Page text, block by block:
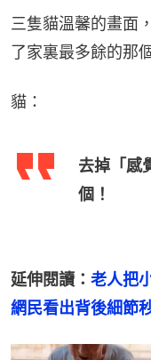
三隻貓溫馨的畫面
了家裏最多餘的那
貓：
去掉「感
個！
延伸閱讀： 老人把
網民看出背後細節